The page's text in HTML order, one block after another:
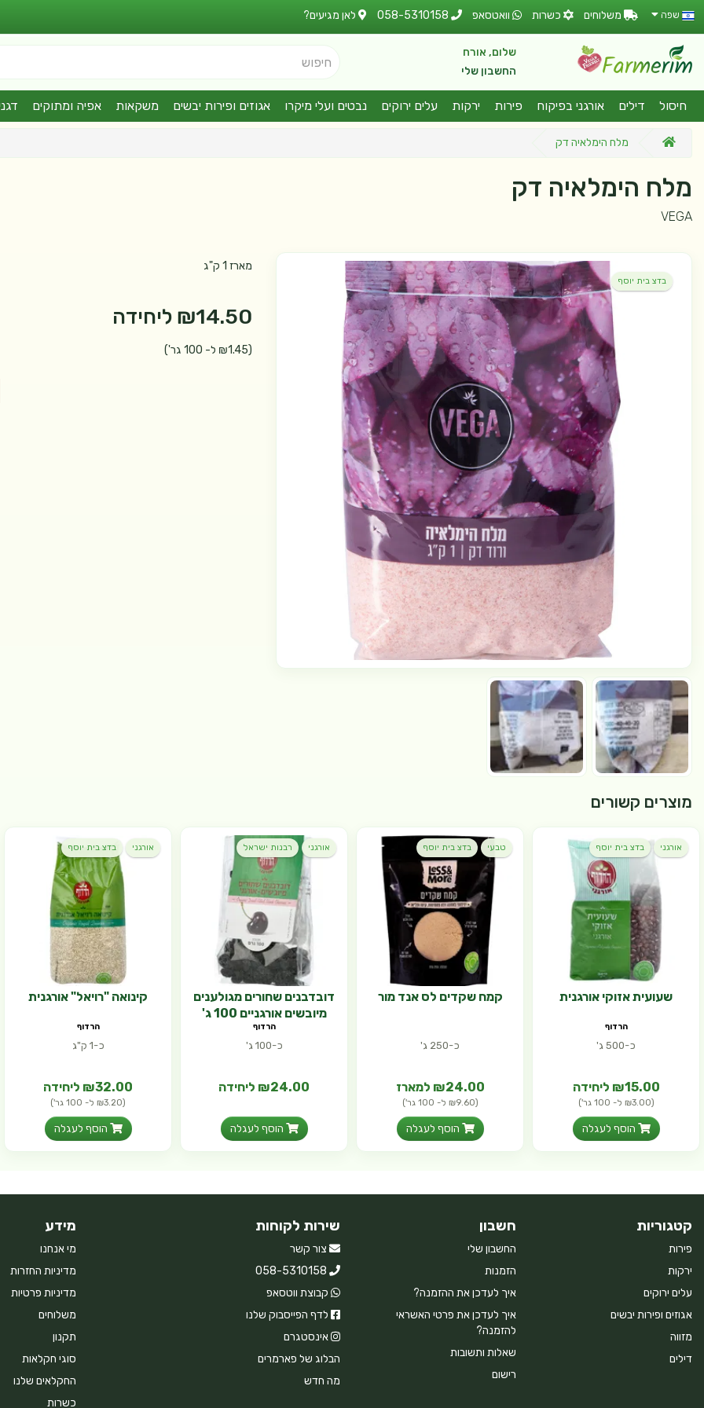
שפה משלוחים כשרות וואטסאפ 058-5310158 לאן מגיעים?
שלום, אורח
החשבון שלי
חיפוש
חיסול דילים אורגני בפיקוח פירות ירקות עלים ירוקים נבטים ועלי מיקרו אגוזים ופירות יבשים משקאות אפיה ומתוקים
מלח הימלאיה דק
מלח הימלאיה דק
VEGA
בדצ בית יוסף
מארז 1 ק"ג
₪14.50 ליחידה
(₪1.45 ל- 100 גר')
מוצרים קשורים
אורגני בדצ בית יוסף
שעועית אזוקי אורגנית
הרדוף
כ-500 ג'
₪15.00 ליחידה
(₪3.00 ל- 100 גר')
הוסף לעגלה
טבעי בדצ בית יוסף
קמח שקדים לס אנד מור
כ-250 ג'
₪24.00 למארז
(₪9.60 ל- 100 גר')
הוסף לעגלה
אורגני רבנות ישראל
דובדבנים שחורים מגולענים
מיובשים אורגניים 100 ג'
הרדוף
כ-100 ג'
₪24.00 ליחידה
הוסף לעגלה
אורגני בדצ בית יוסף
קינואה "רויאל" אורגנית
הרדוף
כ-1 ק"ג
₪32.00 ליחידה
(₪3.20 ל- 100 גר')
הוסף לעגלה
קטגוריות
פירות
ירקות
עלים ירוקים
אגוזים ופירות יבשים
מזווה
דילים
חשבון
החשבון שלי
הזמנות
איך לעדכן את ההזמנה?
איך לעדכן את פרטי האשראי
להזמנה?
שאלות ותשובות
רישום
שירות לקוחות
צור קשר
058-5310158
קבוצת ווטסאפ
לדף הפייסבוק שלנו
אינסטגרם
הבלוג של פארמרים
מה חדש
מידע
מי אנחנו
מדיניות החזרות
מדיניות פרטיות
משלוחים
תקנון
סוגי חקלאות
החקלאים שלנו
כשרות